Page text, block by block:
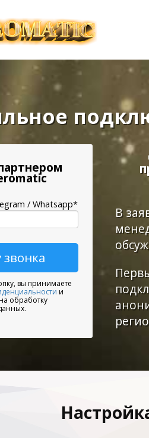
/ Whatsapp*
вы принимаете
и
обработку
В